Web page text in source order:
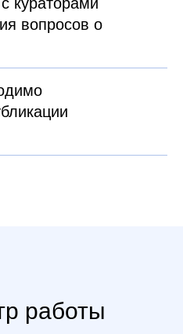
вопросов о
работы